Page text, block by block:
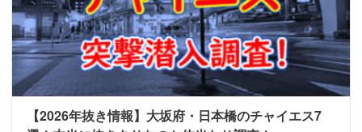
【2026年抜き情報】大坂府・日本橋のチャイエス7